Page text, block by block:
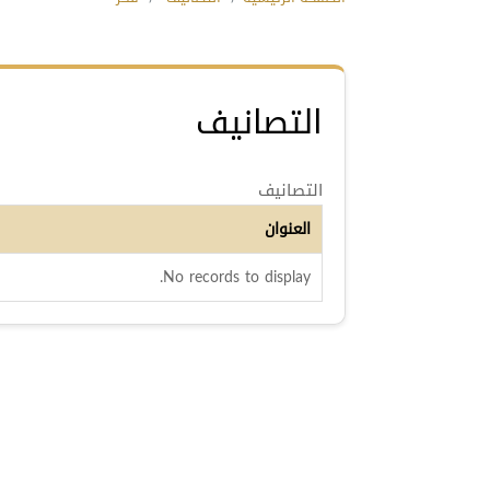
التصانيف
التصانيف
العنوان
No records to display.